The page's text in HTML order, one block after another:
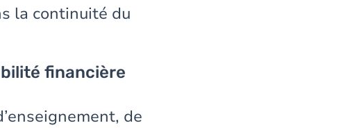
la continuité du
financière
de